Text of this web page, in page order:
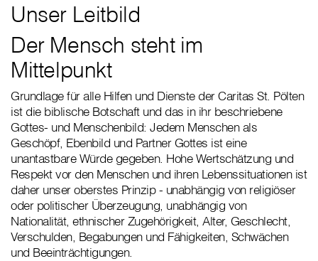
Unser Leitbild
Der Mensch steht im
Mittelpunkt
Grundlage für alle Hilfen und Dienste der Caritas St. Pölten
ist die biblische Botschaft und das in ihr beschriebene
Gottes- und Menschenbild: Jedem Menschen als
Geschöpf, Ebenbild und Partner Gottes ist eine
unantastbare Würde gegeben. Hohe Wertschätzung und
Respekt vor den Menschen und ihren Lebenssituationen ist
daher unser oberstes Prinzip - unabhängig von religiöser
oder politischer Überzeugung, unabhängig von
Nationalität, ethnischer Zugehörigkeit, Alter, Geschlecht,
Verschulden, Begabungen und Fähigkeiten, Schwächen
und Beeinträchtigungen.